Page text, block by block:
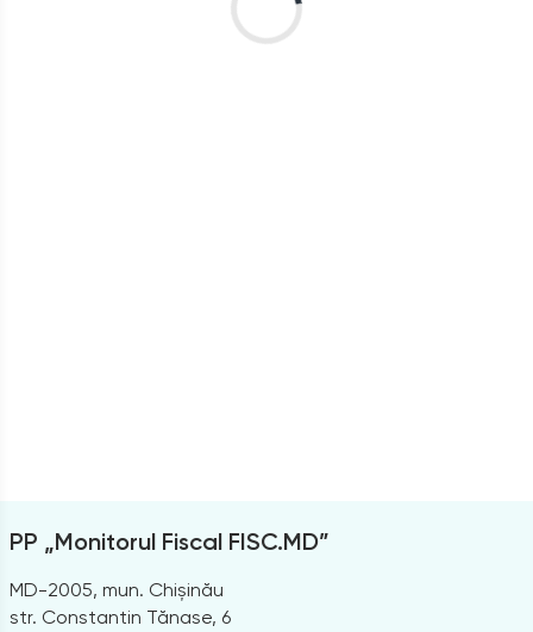
PP „Monitorul Fiscal FISC.MD”
MD-2005, mun. Chișinău
str. Constantin Tănase, 6